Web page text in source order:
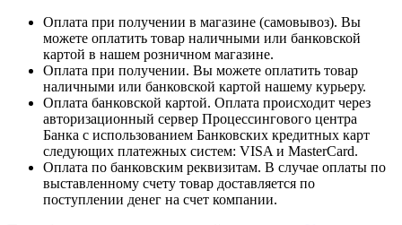
Оплата при получении в магазине (самовывоз). Вы
можете оплатить товар наличными или банковской
картой в нашем розничном магазине.
Оплата при получении. Вы можете оплатить товар
наличными или банковской картой нашему курьеру.
Оплата банковской картой. Оплата происходит через
авторизационный сервер Процессингового центра
Банка с использованием Банковских кредитных карт
следующих платежных систем: VISA и MasterCard.
Оплата по банковским реквизитам. В случае оплаты по
выставленному счету товар доставляется по
поступлении денег на счет компании.